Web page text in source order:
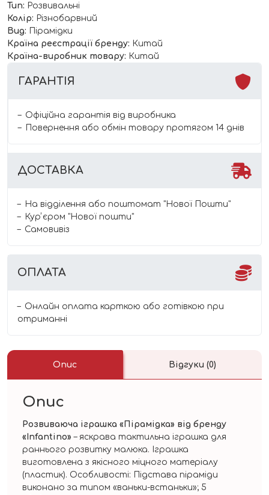
Тип: Розвивальні
Колір: Різнобарвний
Вид: Пірамідки
Країна реєстрації бренду: Китай
Країна-виробник товару: Китай
ГАРАНТІЯ
Офіційна гарантія від виробника
Повернення або обмін товару протягом 14 днів
ДОСТАВКА
На відділення або поштомат "Нової Пошти"
Курʼєром "Нової пошти"
Самовивіз
ОПЛАТА
Онлайн оплата карткою або готівкою при
отриманні
Опис Відгуки (0)
Опис
Розвиваюча іграшка «Пірамідка» від бренду
«Infantino» – яскрава тактильна іграшка для
раннього розвитку малюка. Іграшка
виготовлена з якісного міцного матеріалу
(пластик). Особливості: Підстава піраміди
виконано за типом «ваньки-встаньки»; 5